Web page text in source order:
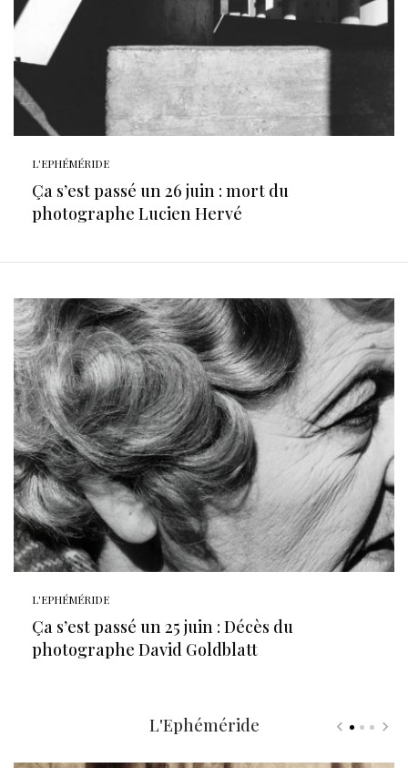
L'EPHÉMÉRIDE
Ça s’est passé un 26 juin : mort du
photographe Lucien Hervé
L'EPHÉMÉRIDE
Ça s’est passé un 25 juin : Décès du
photographe David Goldblatt
L'Ephéméride